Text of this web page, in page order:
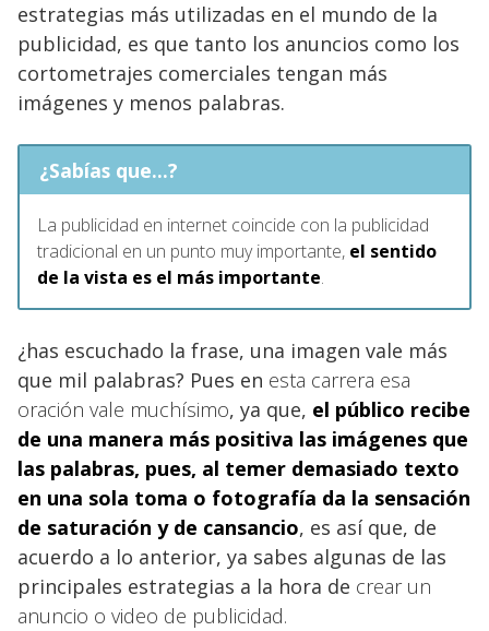
estrategias más utilizadas en el mundo de la
publicidad, es que tanto los anuncios como los
cortometrajes comerciales tengan más
imágenes y menos palabras.
¿Sabías que...?
La publicidad en internet coincide con la publicidad
tradicional en un punto muy importante, el sentido
de la vista es el más importante.
¿has escuchado la frase, una imagen vale más
que mil palabras? Pues en esta carrera esa
oración vale muchísimo, ya que, el público recibe
de una manera más positiva las imágenes que
las palabras, pues, al temer demasiado texto
en una sola toma o fotografía da la sensación
de saturación y de cansancio, es así que, de
acuerdo a lo anterior, ya sabes algunas de las
principales estrategias a la hora de crear un
anuncio o video de publicidad.